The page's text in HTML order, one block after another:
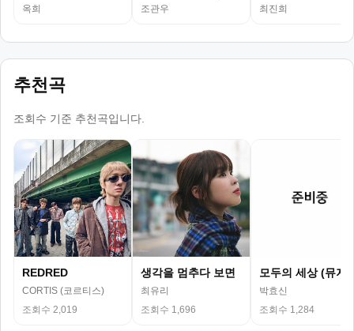
옥희 조관우 최진희
추천곡
조회수 기준 추천곡입니다.
REDRED
CORTIS (코르티스)
조회수 2,019
생각을 멈추다 보면
최유리
조회수 1,696
모두의 세상 (뮤지
박효신
조회수 1,284